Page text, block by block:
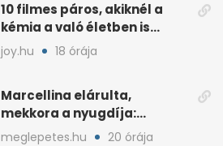
10 filmes páros, akiknél a
kémia a való életben is
féltékenységet szült
joy.hu 18 órája
Marcellina elárulta,
mekkora a nyugdíja:
„Ötvenezer forint”
meglepetes.hu 20 órája